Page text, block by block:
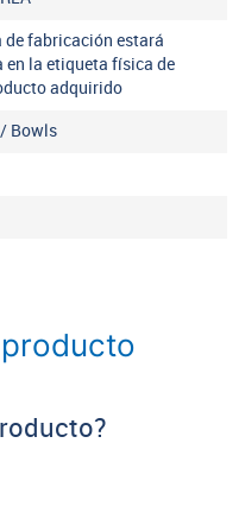
de fabricación estará
en la etiqueta física de
adquirido
Bowls